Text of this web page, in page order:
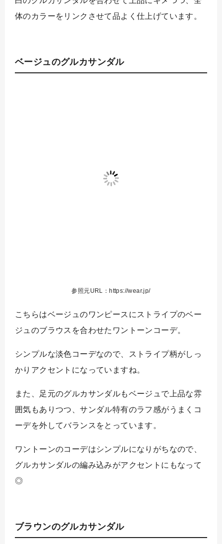
体のカラーをリンクさせて品よく仕上げています。
ベージュのグルカサンダル
参照元URL：https://wear.jp/
こちらはベージュのワンピースにストライプのベー
ジュのブラウスを合わせたワントーンコーデ。
シンプルな淡色コーデなので、ストライプ柄がしっ
かりアクセントになっていますね。
また、足元のグルカサンダルもベージュで上品な雰
囲気もありつつ、サンダル特有のラフ感がうまくコ
ーデを外してバランスをとっています。
ワントーンのコーデはシンプルになりがちなので、
グルカサンダルの編み込みがアクセントにもなって
◎
ブラウンのグルカサンダル